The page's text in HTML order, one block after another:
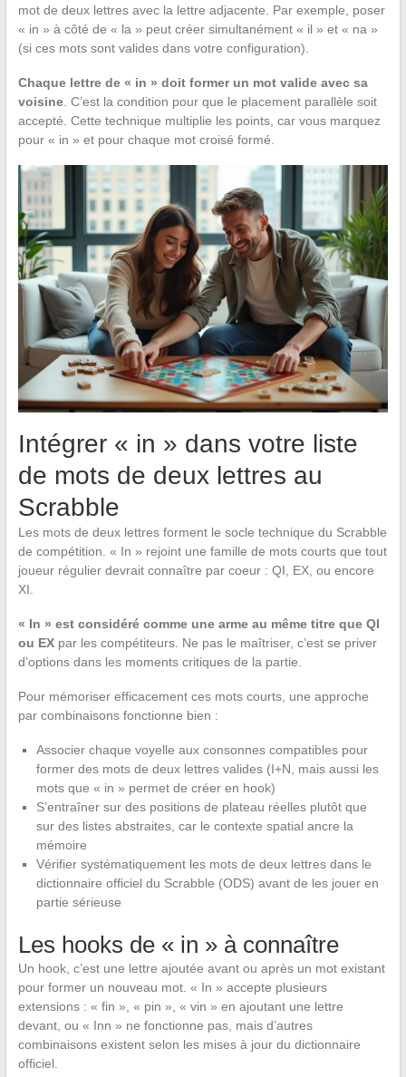
mot de deux lettres avec la lettre adjacente. Par exemple, poser
« in » à côté de « la » peut créer simultanément « il » et « na »
(si ces mots sont valides dans votre configuration).
Chaque lettre de « in » doit former un mot valide avec sa
voisine. C’est la condition pour que le placement parallèle soit
accepté. Cette technique multiplie les points, car vous marquez
pour « in » et pour chaque mot croisé formé.
Intégrer « in » dans votre liste
de mots de deux lettres au
Scrabble
Les mots de deux lettres forment le socle technique du Scrabble
de compétition. « In » rejoint une famille de mots courts que tout
joueur régulier devrait connaître par coeur : QI, EX, ou encore
XI.
« In » est considéré comme une arme au même titre que QI
ou EXpar les compétiteurs. Ne pas le maîtriser, c’est se priver
d’options dans les moments critiques de la partie.
Pour mémoriser efficacement ces mots courts, une approche
par combinaisons fonctionne bien :
Associer chaque voyelle aux consonnes compatibles pour
former des mots de deux lettres valides (I+N, mais aussi les
mots que « in » permet de créer en hook)
S’entraîner sur des positions de plateau réelles plutôt que
sur des listes abstraites, car le contexte spatial ancre la
mémoire
Vérifier systématiquement les mots de deux lettres dans le
dictionnaire officiel du Scrabble (ODS) avant de les jouer en
partie sérieuse
Les hooks de « in » à connaître
Un hook, c’est une lettre ajoutée avant ou après un mot existant
pour former un nouveau mot. « In » accepte plusieurs
extensions : « fin », « pin », « vin » en ajoutant une lettre
devant, ou « Inn » ne fonctionne pas, mais d’autres
combinaisons existent selon les mises à jour du dictionnaire
officiel.